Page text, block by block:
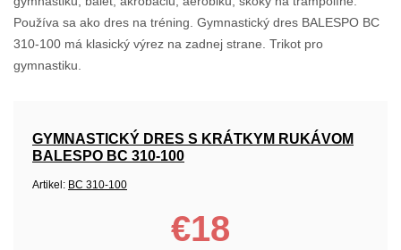
Používa sa ako dres na tréning. Gymnastický dres BALESPO BC
310-100 má klasický výrez na zadnej strane. Trikot pro
gymnastiku.
GYMNASTICKÝ DRES S KRÁTKYM RUKÁVOM
BALESPO BC 310-100
Artikel: BC 310-100
€18